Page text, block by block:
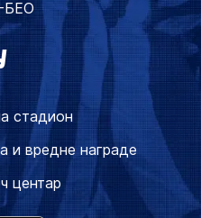
стадион
и вредне награде
центар